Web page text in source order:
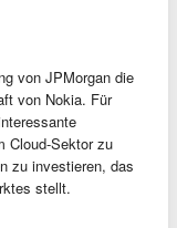
von JPMorgan die
von Nokia. Für
Cloud-Sektor zu
zu investieren, das
stellt.